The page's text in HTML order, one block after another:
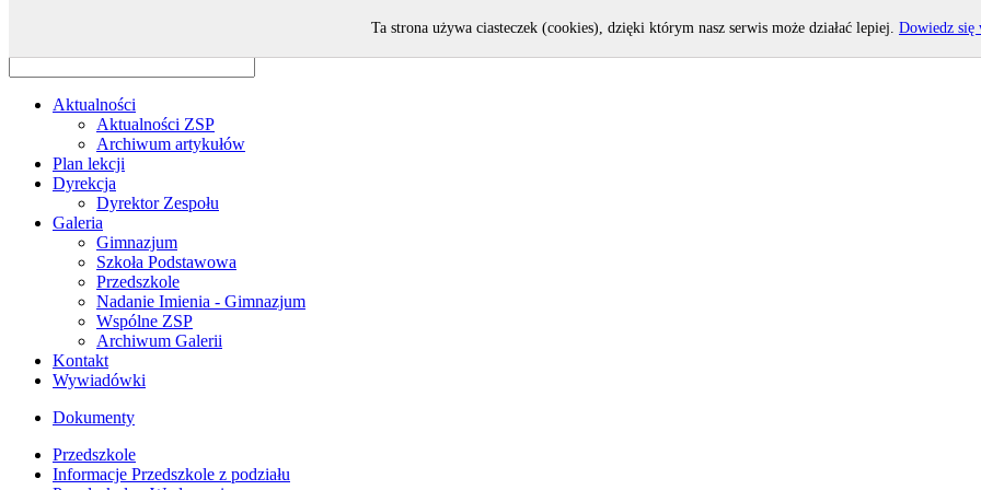
Aktualności
Aktualności ZSP
Archiwum artykułów
Plan lekcji
Dyrekcja
Dyrektor Zespołu
Galeria
Gimnazjum
Szkoła Podstawowa
Przedszkole
Nadanie Imienia - Gimnazjum
Wspólne ZSP
Archiwum Galerii
Kontakt
Wywiadówki
Dokumenty
Przedszkole
Informacje Przedszkole z podziału
Ta strona używa ciasteczek (cookies), dzięki którym nasz serwis może działać lepiej. Dowiedz się